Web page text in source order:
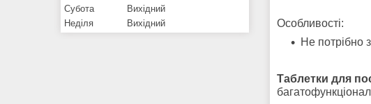
Особливості:
Не потрібно
Таблетки для
Субота
Вихідний
Неділя
Вихідний